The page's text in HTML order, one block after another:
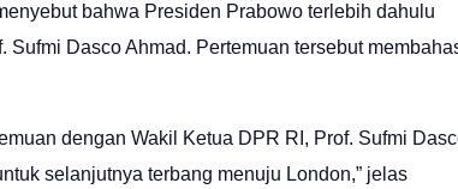
bahwa Presiden Prabowo terlebih dahulu
Dasco Ahmad. Pertemuan tersebut
dengan Wakil Ketua DPR RI, Prof. Sufmi
selanjutnya terbang menuju London,” jelas